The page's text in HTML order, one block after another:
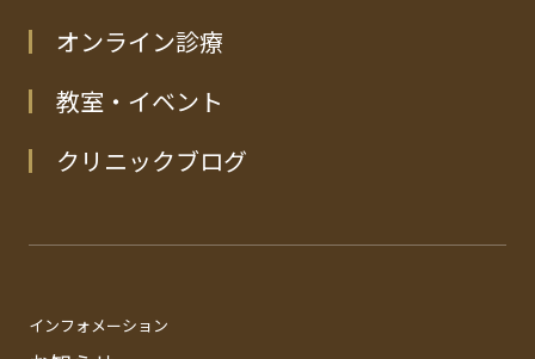
オンライン診療
教室・イベント
クリニックブログ
インフォメーション